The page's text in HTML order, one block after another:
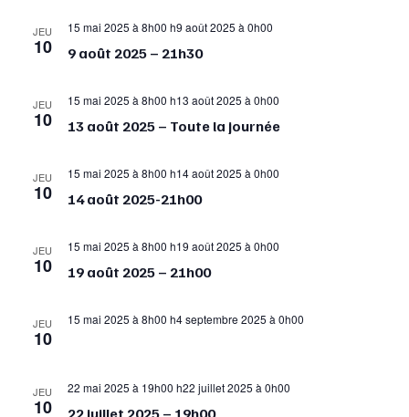
JEU
10 9 août 2025 – 21h30
15 mai 2025 à 8h00 h9 août 2025 à 0h00
JEU
10 13 août 2025 – Toute la journée
15 mai 2025 à 8h00 h13 août 2025 à 0h00
JEU
10 14 août 2025-21h00
15 mai 2025 à 8h00 h14 août 2025 à 0h00
JEU
10 19 août 2025 – 21h00
15 mai 2025 à 8h00 h19 août 2025 à 0h00
JEU
10
15 mai 2025 à 8h00 h4 septembre 2025 à 0h00
JEU
10 22 juillet 2025 – 19h00
22 mai 2025 à 19h00 h22 juillet 2025 à 0h00